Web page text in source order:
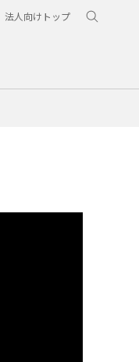
法人向けトップ